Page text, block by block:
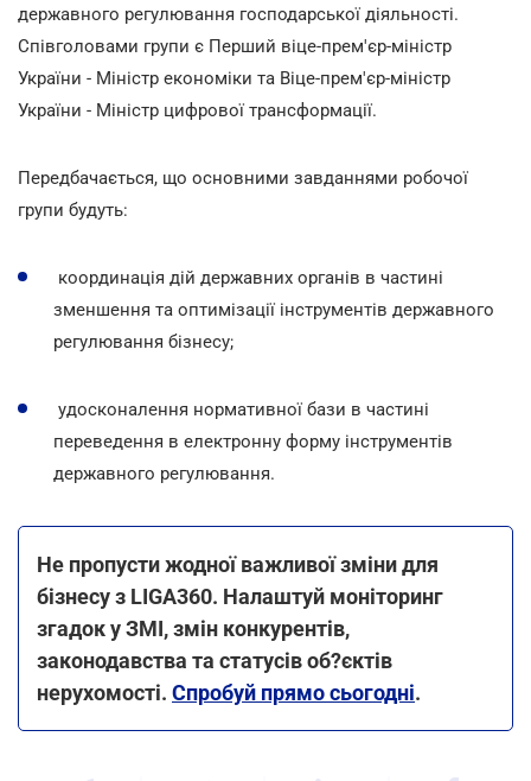
державного регулювання господарської діяльності.
Співголовами групи є Перший віце-прем'єр-міністр
України - Міністр економіки та Віце-прем'єр-міністр
України - Міністр цифрової трансформації.
Передбачається, що основними завданнями робочої
групи будуть:
координація дій державних органів в частині
зменшення та оптимізації інструментів державного
регулювання бізнесу;
удосконалення нормативної бази в частині
переведення в електронну форму інструментів
державного регулювання.
Не пропусти жодної важливої зміни для
бізнесу з LIGA360. Налаштуй моніторинг
згадок у ЗМІ, змін конкурентів,
законодавства та статусів об?єктів
нерухомості. Спробуй прямо сьогодні.